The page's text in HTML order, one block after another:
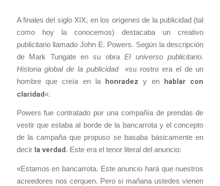
A finales del siglo XIX, en los orígenes de la publicidad (tal
como hoy la conocemos) destacaba un creativo
publicitario llamado John E. Powers. Según la descripción
de Mark Tungate en su obraEl universo publicitario.
Historia global de la publicidad «su rostro era el de un
hombre que creía en la honradez y en hablar con
claridad«.
Powers fue contratado por una compañía de prendas de
vestir que estaba al borde de la bancarrota y el concepto
de la campaña que propuso se basaba básicamente en
decir la verdad . Este era el tenor literal del anuncio:
«Estamos en bancarrota. Este anuncio hará que nuestros
acreedores nos cerquen. Pero si mañana ustedes vienen